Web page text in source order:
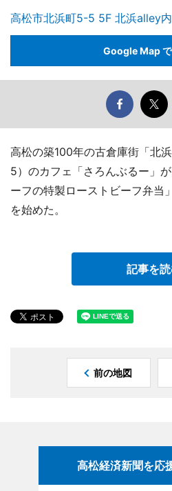
高松市北浜町5-5 5F 北浜alley内
Google Map
高松の築100年の古倉庫街「北
5）のカフェ「さろんぶるー」
ーフの特製ローストビーフ弁当
を始めた。
記事を
前の地図
高松経済新聞を応